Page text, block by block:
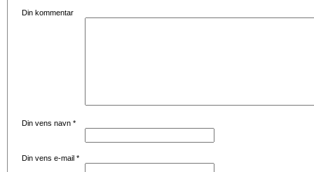
Din kommentar
Din vens navn *
Din vens e-mail *